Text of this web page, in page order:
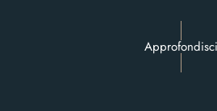
Approfondisci